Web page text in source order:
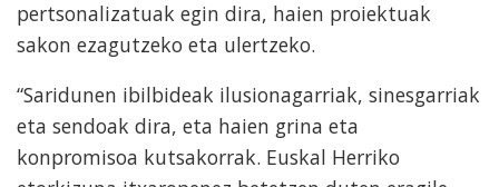
pertsonalizatuak egin dira, haien proiektuak
sakon ezagutzeko eta ulertzeko.
“Saridunen ibilbideak ilusionagarriak, sinesgarriak
eta sendoak dira, eta haien grina eta
konpromisoa kutsakorrak. Euskal Herriko